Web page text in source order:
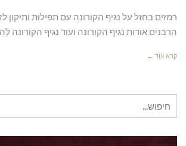
רמזים בחזל על נגיף הקורונה עם תפילות ותיקון
הרבנים אודות נגיף הקורונה ועוד נגיף הקורונה
קרא עוד ←
עבור: